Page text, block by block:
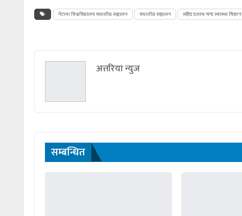
गेटामा विश्वविद्यालय यथाशीघ्र सञ्चालन यथाशीघ्र सञ्चालन सहिद दशरथ चन्द स्वास्थ्य विज्ञान
अत्तरिया न्युज
सम्बन्धित